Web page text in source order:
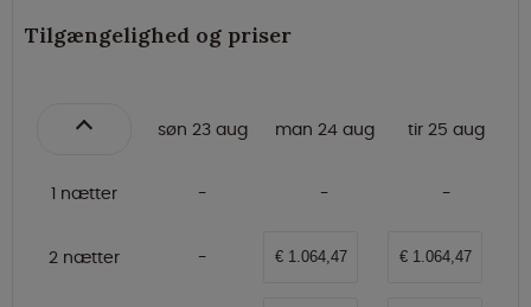
Tilgængelighed og priser
søn 23 aug man 24 aug tir 25 aug
1 nætter
2 nætter € 1.064,47 € 1.064,47